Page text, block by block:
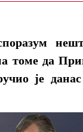
томе да
је